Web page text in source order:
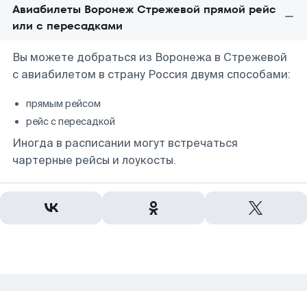
Авиабилеты Воронеж Стрежевой прямой рейс
или с пересадками
Вы можете добраться из Воронежа в Стрежевой
с авиабилетом в страну Россия двумя способами:
прямым рейсом
рейс с пересадкой
Иногда в расписании могут встречаться
чартерные рейсы и лоукосты.